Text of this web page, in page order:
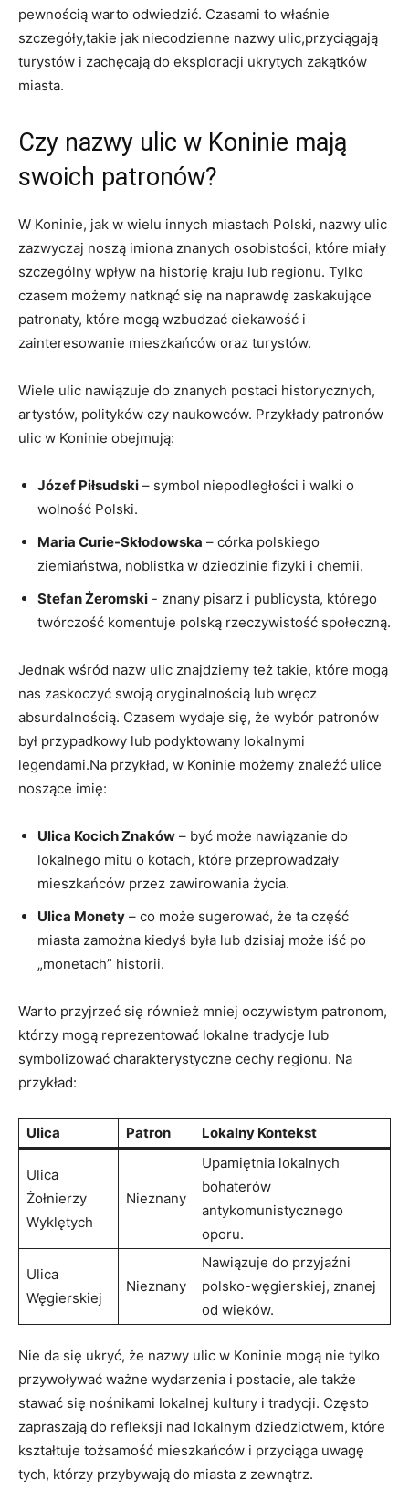
pewnością warto odwiedzić. Czasami to‌ właśnie
‌szczegóły,takie jak niecodzienne nazwy⁣ ulic,przyciągają
⁤turystów i⁣ zachęcają do eksploracji ukrytych zakątków
miasta.
Czy nazwy ulic w Koninie ⁢mają
swoich patronów?
W Koninie, jak w⁢ wielu innych miastach⁢ Polski, ⁤nazwy ulic​
zazwyczaj noszą imiona znanych osobistości, które ‌miały
szczególny wpływ‍ na historię⁣ kraju lub regionu. Tylko
czasem możemy natknąć się na ⁤naprawdę zaskakujące
patronaty, ‌które mogą⁤ wzbudzać ciekawość i
zainteresowanie mieszkańców oraz turystów.
Wiele ulic nawiązuje do znanych ‍postaci historycznych,
artystów, polityków czy naukowców. Przykłady‌ patronów
ulic w Koninie obejmują:
Józef Piłsudski – symbol niepodległości i ​walki o
wolność Polski.
Maria Curie-Skłodowska – córka‌ polskiego‌
ziemiaństwa, noblistka⁤ w dziedzinie fizyki i chemii.
Stefan Żeromski ⁤- znany pisarz i publicysta, którego
twórczość komentuje polską rzeczywistość społeczną.
Jednak wśród​ nazw ulic znajdziemy też takie, ⁤które mogą
nas zaskoczyć swoją oryginalnością lub​ wręcz
absurdalnością. Czasem wydaje się, że wybór patronów
⁢był przypadkowy lub podyktowany lokalnymi
legendami.Na przykład, w Koninie możemy znaleźć ulice
noszące ‌imię:
Ulica Kocich ​Znaków – być może nawiązanie do
‍lokalnego mitu ⁢o kotach, które przeprowadzały
mieszkańców przez ⁣zawirowania życia.
Ulica Monety – co może sugerować, że ta część
miasta zamożna kiedyś była lub dzisiaj może iść po
„monetach” historii.
Warto przyjrzeć się również mniej oczywistym patronom,
którzy mogą reprezentować lokalne ⁤tradycje lub
symbolizować⁣ charakterystyczne cechy regionu. ⁤Na
przykład:
Ulica Patron Lokalny Kontekst
Ulica
Żołnierzy
Wyklętych
Nieznany
Upamiętnia ‌lokalnych‌
bohaterów
antykomunistycznego ​
oporu.
Ulica
Węgierskiej
Nieznany
Nawiązuje ​do przyjaźni
polsko-węgierskiej, znanej
od wieków.
Nie da się ukryć, że nazwy ulic w ⁣Koninie mogą nie tylko
przywoływać ważne wydarzenia i ⁣postacie, ale także
stawać się nośnikami ‍lokalnej kultury i⁣ tradycji. Często
zapraszają do refleksji nad lokalnym dziedzictwem, które
kształtuje tożsamość‍ mieszkańców i przyciąga ‍uwagę
tych, którzy przybywają do miasta‍ z⁣ zewnątrz.